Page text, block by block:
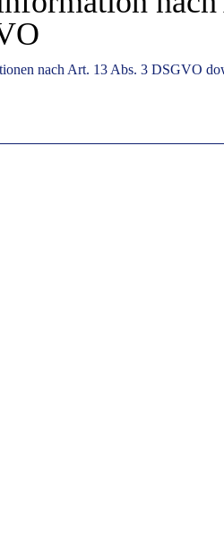
nach Art. 13 Abs. 3 DSGVO